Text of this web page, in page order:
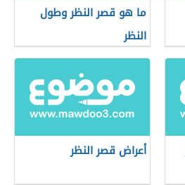
ما هو قصر النظر وطول
النظر
أعراض قصر النظر